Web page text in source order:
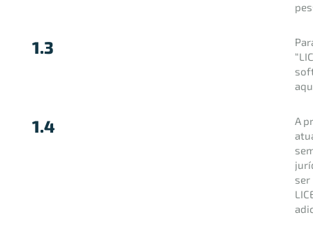
1.3
1.4
A
ser